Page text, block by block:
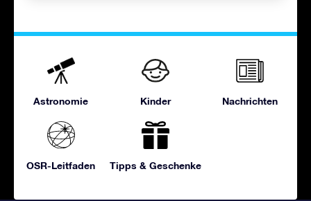
Astronomie Kinder Nachrichten
OSR-Leitfaden Tipps & Geschenke